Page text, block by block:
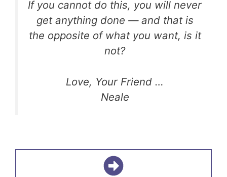
If you cannot do this, you will never
get anything done — and that is
the opposite of what you want, is it
not?
Love, Your Friend …
Neale